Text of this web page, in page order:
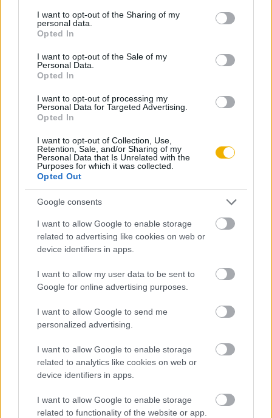
not limited to your visit or usage behaviour. You may click to
grant or deny consent to Google and its third-party tags to
use your data for below specified purposes in below Google
consent section.
I want to opt-out of the Sharing of my
personal data.
Opted In
I want to opt-out of the Sale of my
Personal Data.
Opted In
I want to opt-out of processing my
Personal Data for Targeted Advertising.
Opted In
I want to opt-out of Collection, Use,
Retention, Sale, and/or Sharing of my
Personal Data that Is Unrelated with the
Purposes for which it was collected.
Opted Out
Google consents
I want to allow Google to enable storage
related to advertising like cookies on web or
device identifiers in apps.
I want to allow my user data to be sent to
Google for online advertising purposes.
I want to allow Google to send me
personalized advertising.
I want to allow Google to enable storage
related to analytics like cookies on web or
device identifiers in apps.
I want to allow Google to enable storage
related to functionality of the website or app.
Online-on, kattintson ide:BELÉPÉS.
Ha még nem
rendelkezik felhasználói fiókkal, kattintson ide:
Szerző
Homok-Nagy Mária
A szerző cikkei
A magyarság története a kezdetektől 1490-ig
II. András és az Aranybulla
II. András és az Aranybulla (kiegészítő
irodalom)